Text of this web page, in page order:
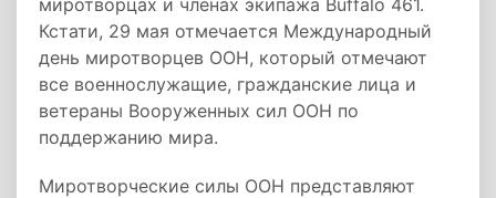
миротворцах и членах экипажа Buffalo 461.
Кстати, 29 мая отмечается Международный
день миротворцев ООН, который отмечают
все военнослужащие, гражданские лица и
ветераны Вооруженных сил ООН по
поддержанию мира.
Миротворческие силы ООН представляют